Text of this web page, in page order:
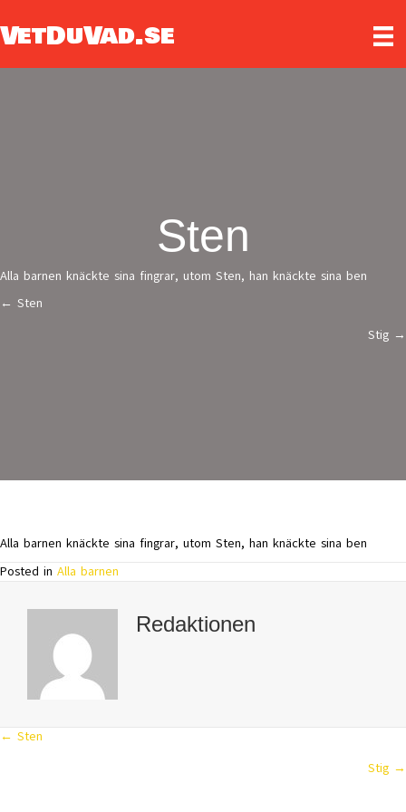
VetDuVad.se
Sten
Alla barnen knäckte sina fingrar, utom Sten, han knäckte sina ben
Posts
← Sten
Stig →
Alla barnen knäckte sina fingrar, utom Sten, han knäckte sina ben
Posted in Alla barnen
Redaktionen
Posts
← Sten
Stig →